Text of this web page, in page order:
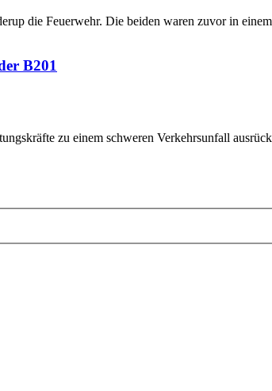
die Feuerwehr. Die beiden waren zuvor in
B201
zu einem schweren Verkehrsunfall